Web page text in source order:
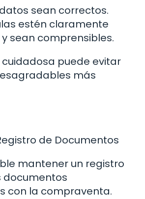
sean correctos.
estén claramente
sean comprensibles.
cuidadosa puede evitar
más
de Documentos
mantener un registro
documentos
con la compraventa.